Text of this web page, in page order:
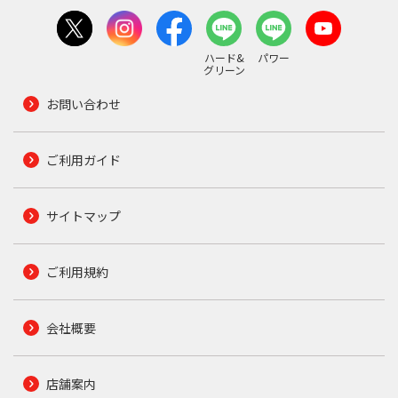
ハード&
グリーン
パワー
お問い合わせ
ご利用ガイド
サイトマップ
ご利用規約
会社概要
店舗案内